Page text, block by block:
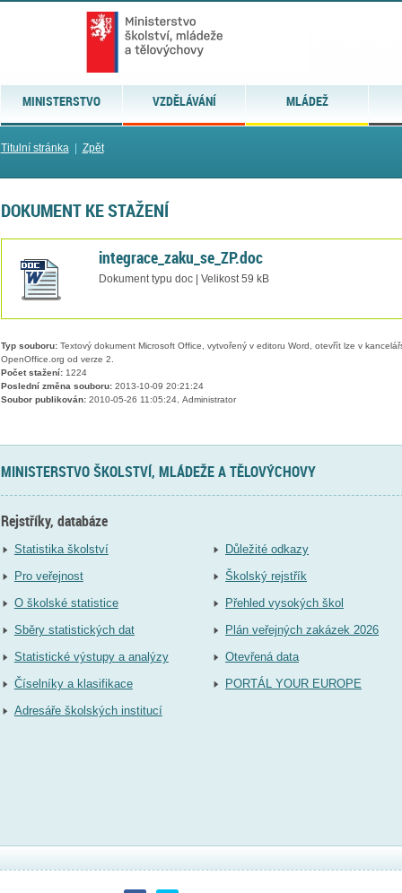
MINISTERSTVO VZDĚLÁVÁNÍ MLÁDEŽ
Titulní stránka| Zpět
DOKUMENT KE STAŽENÍ
integrace_zaku_se_ZP.doc
Dokument typu doc | Velikost 59 kB
Typ souboru:Textový dokument Microsoft Office, vytvořený v editoru Word, otevřít lze v
OpenOffice.org od verze 2.
Počet stažení:1224
Poslední změna souboru:2013-10-09 20:21:24
Soubor publikován:2010-05-26 11:05:24, Administrator
MINISTERSTVO ŠKOLSTVÍ, MLÁDEŽE A TĚLOVÝCHOVY
Rejstříky, databáze
Statistika školství
Pro veřejnost
O školské statistice
Sběry statistických dat
Statistické výstupy a analýzy
Číselníky a klasifikace
Adresáře školských institucí
Důležité odkazy
Školský rejstřík
Přehled vysokých škol
Plán veřejných zakázek 2026
Otevřená data
PORTÁL YOUR EUROPE